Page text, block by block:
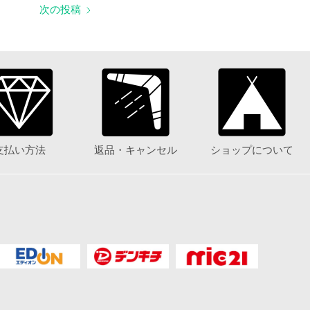
次の投稿
払い方法 返品・キャンセル ショップについて